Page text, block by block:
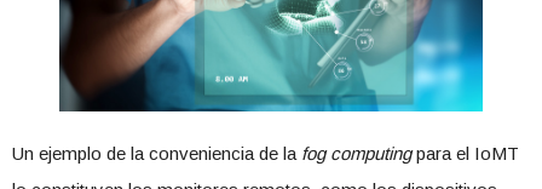
Un ejemplo de la conveniencia de la fog computingpara el IoMT